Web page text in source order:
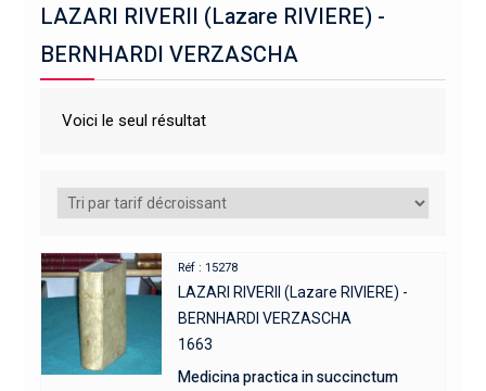
LAZARI RIVERII (Lazare RIVIERE) -
BERNHARDI VERZASCHA
Voici le seul résultat
Réf : 15278
LAZARI RIVERII (Lazare RIVIERE) -
BERNHARDI VERZASCHA
1663
Medicina practica in succinctum